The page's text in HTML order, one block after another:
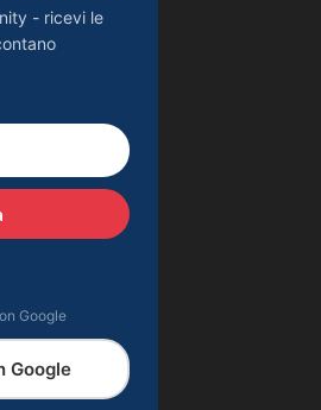
risponde alle critiche:
“Il mio peso riflette la
della
nascita di Eugenie:
una mancanza rivela
sue priorità con il
bambino.
- ricevi le
Google
Google